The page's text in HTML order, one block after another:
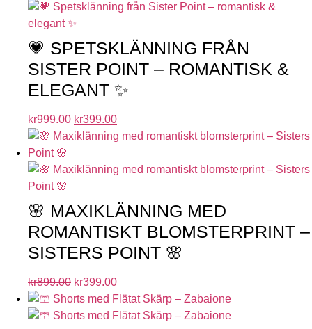
💗 SPETSKLÄNNING FRÅN
SISTER POINT – ROMANTISK &
ELEGANT ✨
kr999.00 kr399.00
🌸 MAXIKLÄNNING MED
ROMANTISKT BLOMSTERPRINT –
SISTERS POINT 🌸
kr899.00 kr399.00